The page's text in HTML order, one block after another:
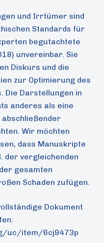
und Irrtümer sind
Standards für
begutachtete
unvereinbar. Sie
Diskurs und die
zur Optimierung des
Die Darstellungen in
anderes als eine
Wir möchten
dass Manuskripte
der vergleichenden
gesamten
Schaden zufügen.
Dokument
uc/item/6cj9473p